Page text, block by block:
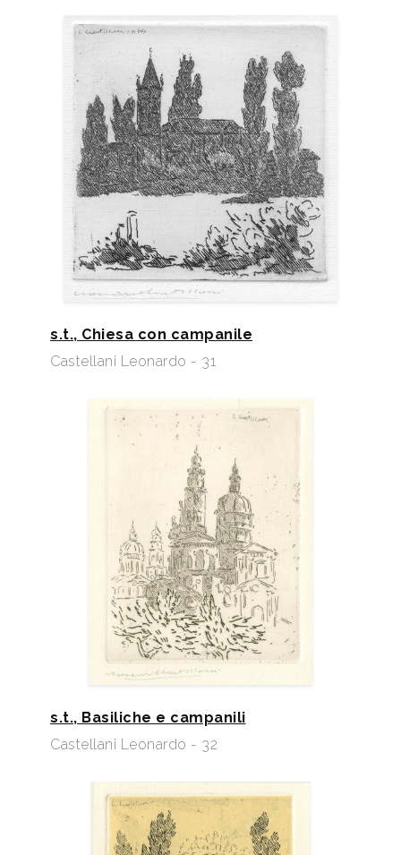
s.t., Chiesa con campanile
Castellani Leonardo - 31
s.t., Basiliche e campanili
Castellani Leonardo - 32